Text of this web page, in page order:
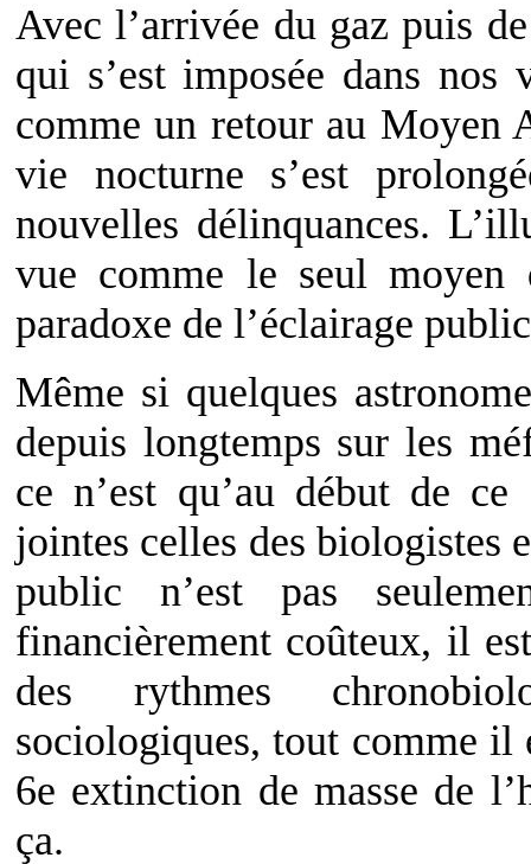
Avec l’arrivée du gaz puis
qui s’est imposée dans
comme un retour au Moyen
vie nocturne s’est
nouvelles délinquances.
vue comme le seul moyen
paradoxe de l’éclairage
Même si quelques
depuis longtemps sur les
ce n’est qu’au début de
jointes celles des biologistes
public n’est pas
financièrement coûteux, il
des rythmes
sociologiques, tout comme il
6e extinction de masse de
ça.